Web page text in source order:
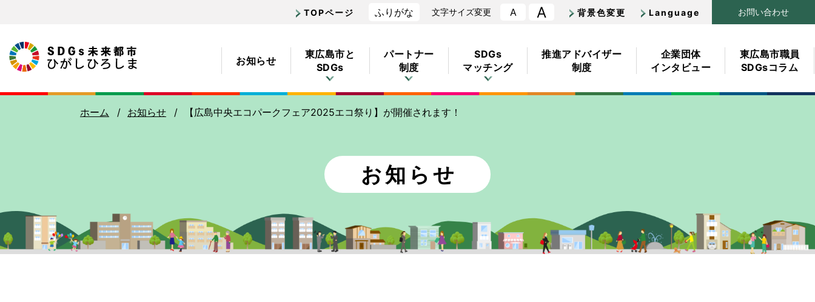
TOPページ ふりがな 文字サイズ変更 A A 背景色変更 Language お問い合わせ
お知らせ
東広島市と
SDGs
パートナー
制度
SDGs
マッチング
推進アドバイザー
制度
企業団体
インタビュー
東広島市職員
SDGsコラム
お知 らせ
ホーム お知らせ 【広島中央エコパークフェア2025エコ祭り】が開催されます！